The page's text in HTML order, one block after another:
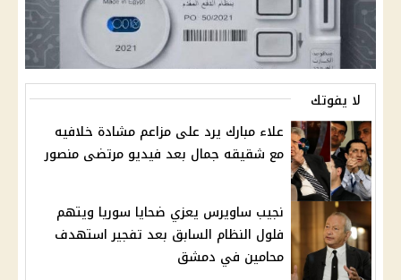
لا يفوتك
علاء مبارك يرد على مزاعم مشادة خلافيه
مع شقيقه جمال بعد فيديو مرتضى منصور
نجيب ساويرس يعزي ضحايا سوريا ويتهم
فلول النظام السابق بعد تفجير استهدف
محامين في دمشق